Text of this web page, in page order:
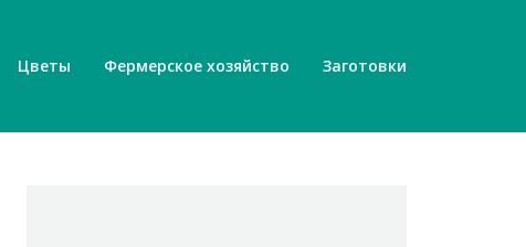
Цветы Фермерское хозяйство Заготовки